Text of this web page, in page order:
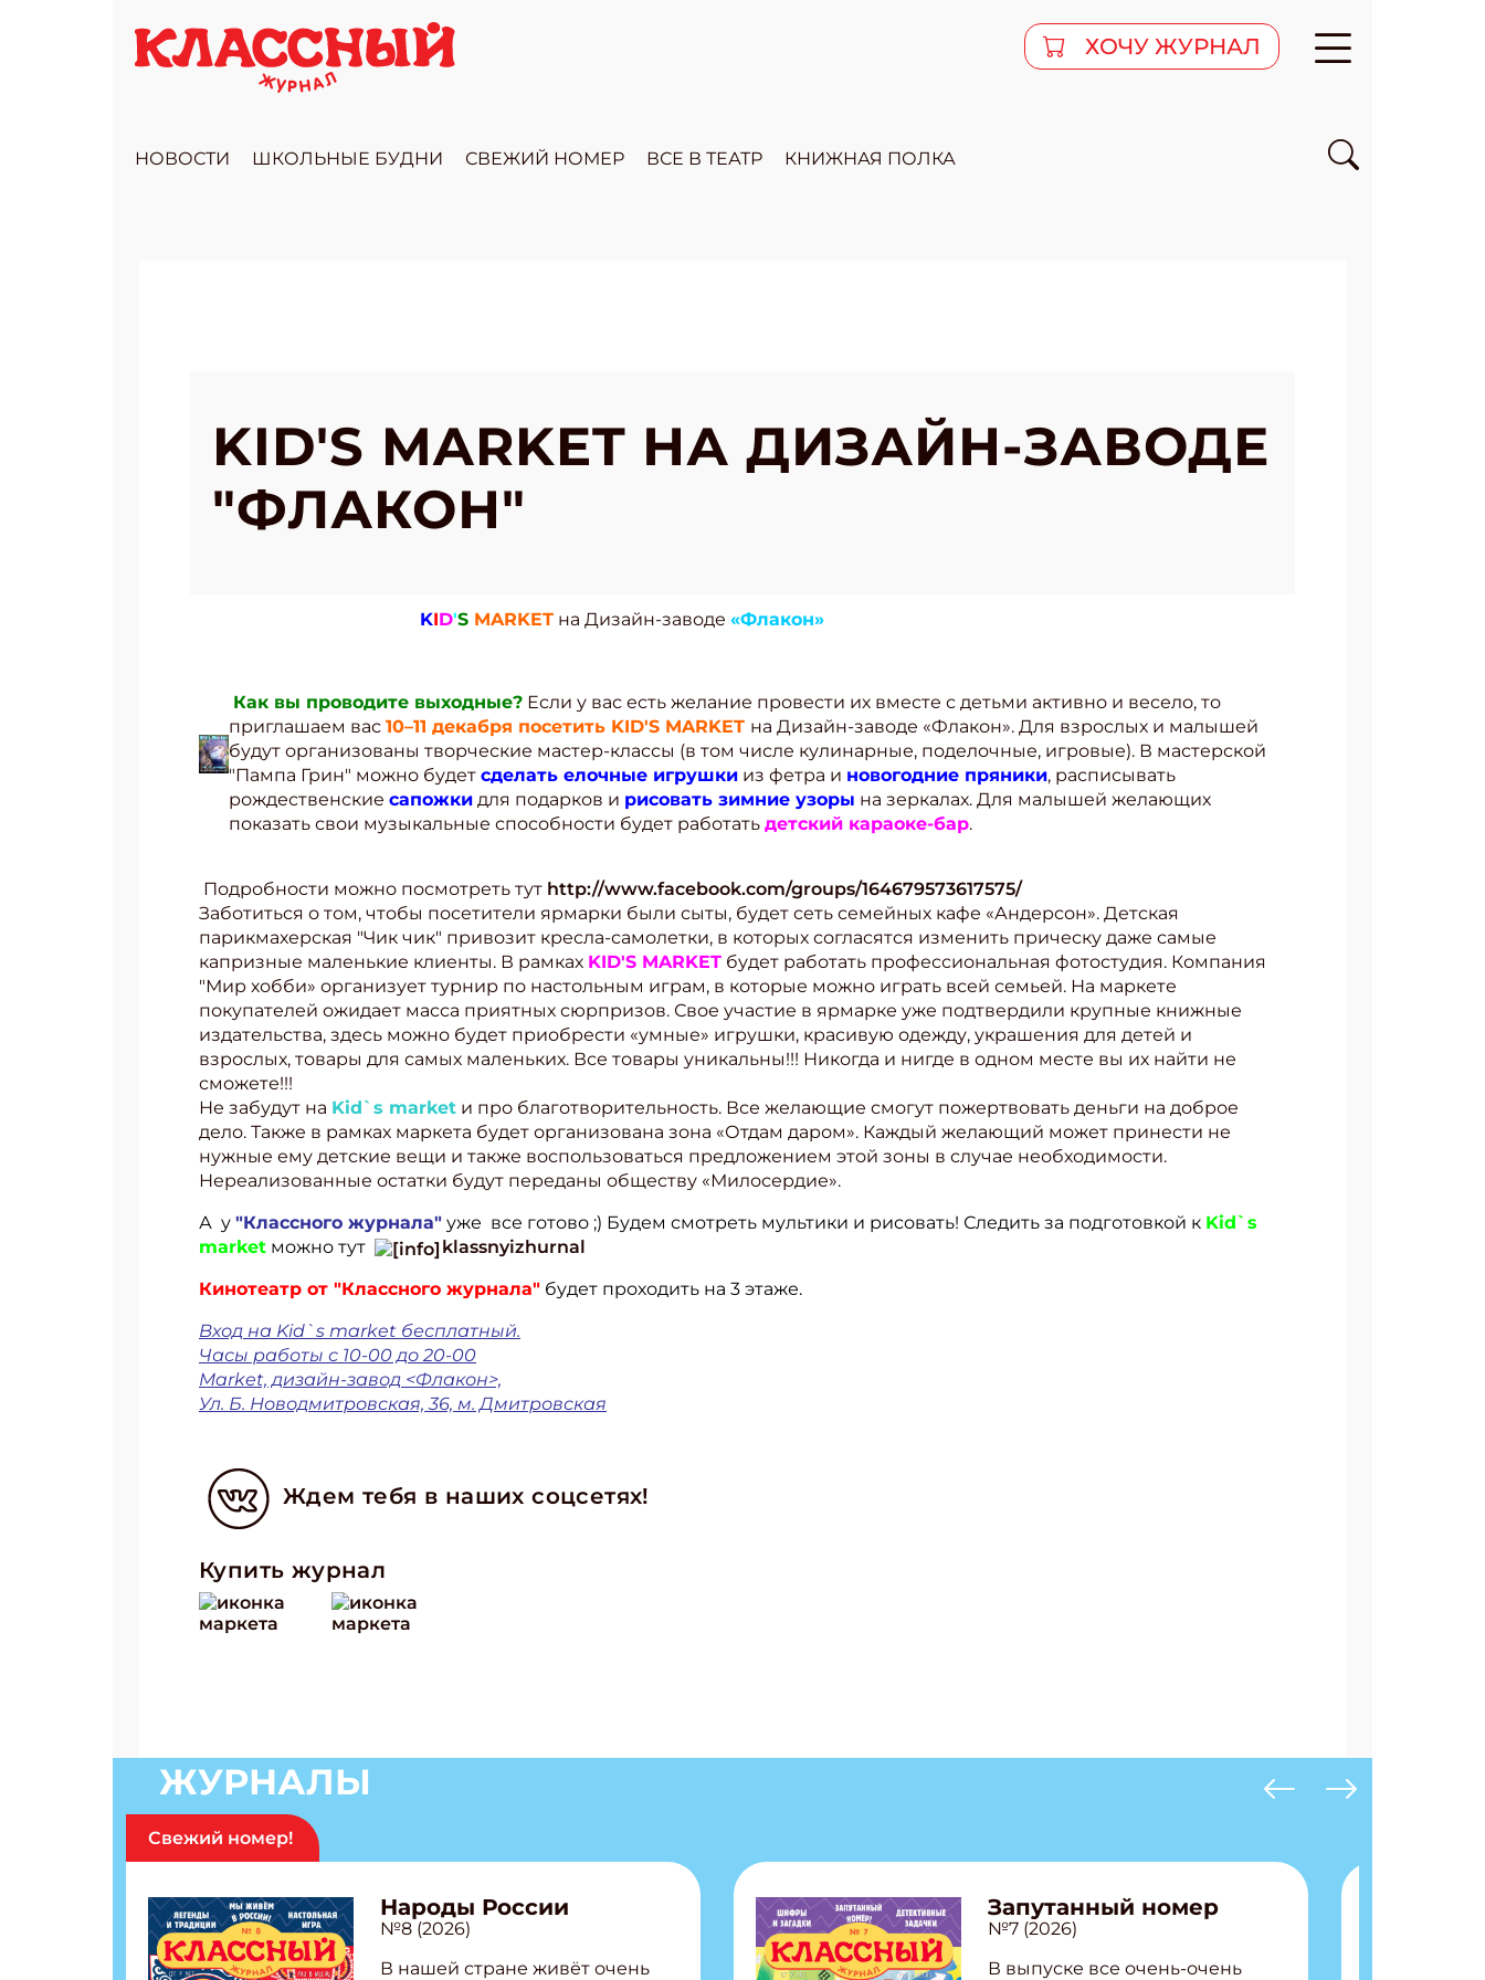
ХОЧУ ЖУРНАЛ
НОВОСТИ ШКОЛЬНЫЕ БУДНИ СВЕЖИЙ НОМЕР ВСЕ В ТЕАТР КНИЖНАЯ ПОЛКА
KID'S MARKET НА ДИЗАЙН-ЗАВОДЕ
"ФЛАКОН"
KID'S MARKET на Дизайн-заводе «Флакон»
Как вы проводите выходные? Если у вас есть желание провести их вместе с детьми активно и весело, то
приглашаем вас 10–11 декабря посетить KID'S MARKET на Дизайн-заводе «Флакон». Для взрослых и малышей
будут организованы творческие мастер-классы (в том числе кулинарные, поделочные, игровые). В мастерской
"Пампа Грин" можно будет сделать елочные игрушки из фетра и новогодние пряники, расписывать
рождественские сапожки для подарков и рисовать зимние узоры на зеркалах. Для малышей желающих
показать свои музыкальные способности будет работать детский караоке-бар.
Подробности можно посмотреть тут http://www.facebook.com/groups/164679573617575/
Заботиться о том, чтобы посетители ярмарки были сыты, будет сеть семейных кафе «Андерсон». Детская
парикмахерская "Чик чик" привозит кресла-самолетки, в которых согласятся изменить прическу даже самые
капризные маленькие клиенты. В рамках KID'S MARKET будет работать профессиональная фотостудия. Компания
"Мир хобби» организует турнир по настольным играм, в которые можно играть всей семьей. На маркете
покупателей ожидает масса приятных сюрпризов. Свое участие в ярмарке уже подтвердили крупные книжные
издательства, здесь можно будет приобрести «умные» игрушки, красивую одежду, украшения для детей и
взрослых, товары для самых маленьких. Все товары уникальны!!! Никогда и нигде в одном месте вы их найти не
сможете!!!
Не забудут на Kid`s market и про благотворительность. Все желающие смогут пожертвовать деньги на доброе
дело. Также в рамках маркета будет организована зона «Отдам даром». Каждый желающий может принести не
нужные ему детские вещи и также воспользоваться предложением этой зоны в случае необходимости.
Нереализованные остатки будут переданы обществу «Милосердие».
А у "Классного журнала" уже все готово ;) Будем смотреть мультики и рисовать! Следить за подготовкой к Kid`s
market можно тут
klassnyizhurnal
Кинотеатр от "Классного журнала" будет проходить на 3 этаже.
Вход на Kid`s market бесплатный.
Часы работы с 10-00 до 20-00
Market, дизайн-завод <Флакон>,
Ул. Б. Новодмитровская, 36, м. Дмитровская
Ждем тебя в наших соцсетях!
Купить журнал
ЖУРНАЛЫ
Свежий номер!
Народы России
№8 (2026)
В нашей стране живёт очень
Запутанный номер
№7 (2026)
В выпуске все очень-очень
Укажите Ваш Email